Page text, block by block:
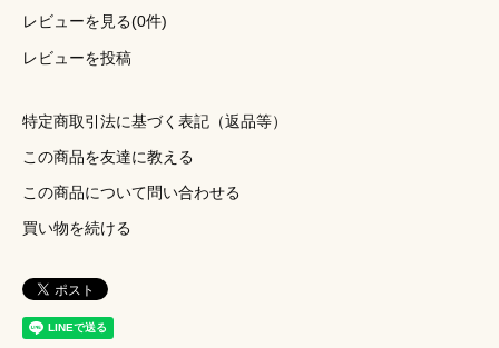
レビューを見る(0件)
レビューを投稿
特定商取引法に基づく表記（返品等）
この商品を友達に教える
この商品について問い合わせる
買い物を続ける